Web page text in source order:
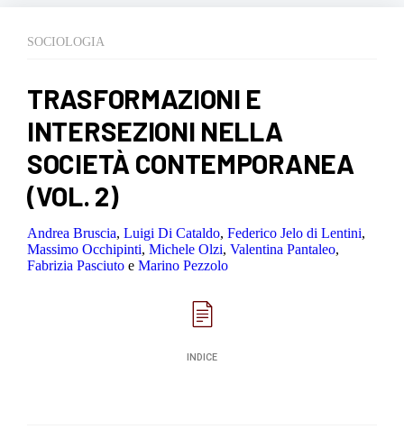
SOCIOLOGIA
TRASFORMAZIONI E
INTERSEZIONI NELLA
SOCIETÀ CONTEMPORANEA
(VOL. 2)
Andrea Bruscia, Luigi Di Cataldo, Federico Jelo di Lentini,
Massimo Occhipinti, Michele Olzi, Valentina Pantaleo,
Fabrizia Pasciuto e Marino Pezzolo
INDICE